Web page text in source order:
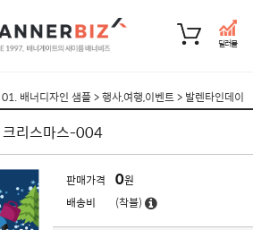
딜러몰
01. 배너디자인 샘플>행사,여행,이벤트> 발렌타인데이
크리스마스-004
판매가격 0원
배송비
(착불)